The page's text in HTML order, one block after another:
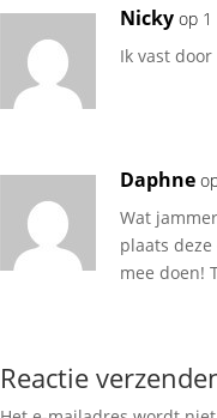
Nicky op 1
Ik vast
Daphne
Wat
plaats
mee doen!
Reactie